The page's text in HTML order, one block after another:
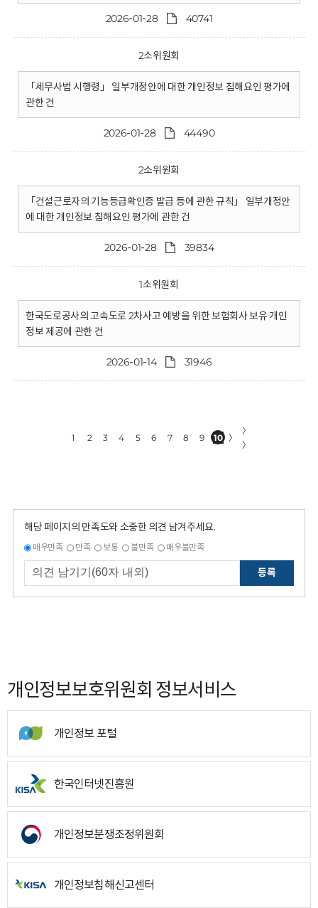
2026-01-28 40741
2소위원회
「세무사법 시행령」 일부개정안에 대한 개인정보 침해요인 평가에
관한 건
2026-01-28 44490
2소위원회
「건설근로자의 기능등급확인증 발급 등에 관한 규칙」 일부개정안
에 대한 개인정보 침해요인 평가에 관한 건
2026-01-28 39834
1소위원회
한국도로공사의 고속도로 2차사고 예방을 위한 보험회사 보유 개인
정보 제공에 관한 건
2026-01-14 31946
1 2 3 4 5 6 7 8 9 10 〉
〉
〉
해당 페이지의 만족도와 소중한 의견 남겨주세요.
매우만족 만족 보통 불만족 매우불만족
등록
개인정보보호위원회 정보서비스
개인정보 포털
한국인터넷진흥원
개인정보분쟁조정위원회
개인정보침해신고센터